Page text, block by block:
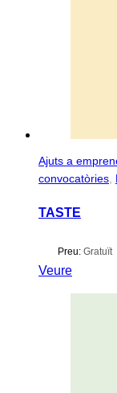
Ajuts a
convocatòries
TASTE
Preu: Gratuït
Veure